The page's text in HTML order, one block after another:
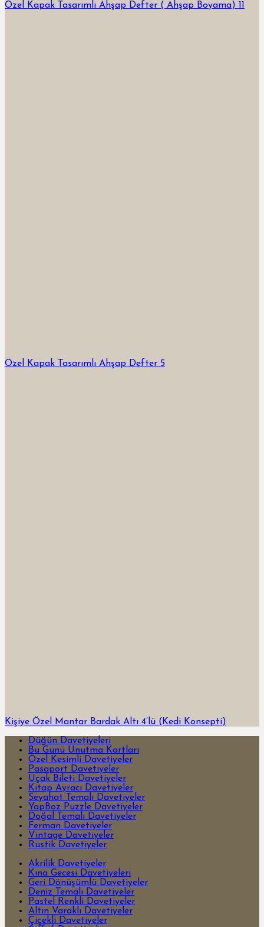
Özel Kapak Tasarımlı Ahşap Defter ( Ahşap Boyama) 11
Özel Kapak Tasarımlı Ahşap Defter 5
Kişiye Özel Mantar Bardak Altı 4’lü (Kedi Konsepti)
Düğün Davetiyeleri
Bu Günü Unutma Kartları
Özel Kesimli Davetiyeler
Pasaport Davetiyeler
Uçak Bileti Davetiyeler
Kitap Ayracı Davetiyeler
Seyahat Temalı Davetiyeler
YapBoz Puzzle Davetiyeler
Doğal Temalı Davetiyeler
Ferman Davetiyeler
Vintage Davetiyeler
Rustik Davetiyeler
Akrilik Davetiyeler
Kına Gecesi Davetiyeleri
Geri Dönüşümlü Davetiyeler
Deniz Temalı Davetiyeler
Pastel Renkli Davetiyeler
Altın Varaklı Davetiyeler
Çiçekli Davetiyeler